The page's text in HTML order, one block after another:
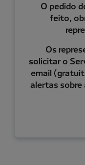
O pedido
feito,
Os
solicitar o
email
alertas sobre